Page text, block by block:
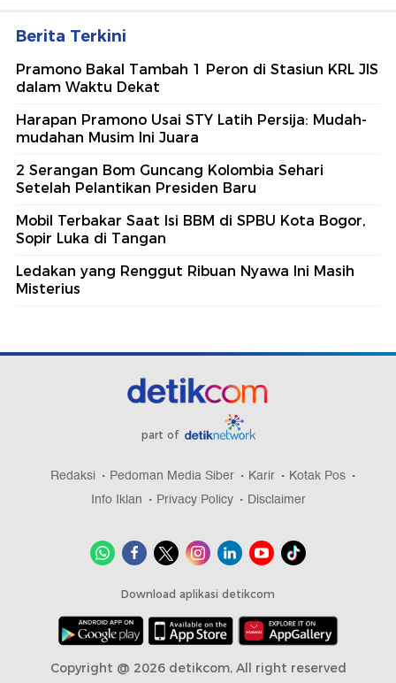
Berita Terkini
Pramono Bakal Tambah 1 Peron di Stasiun KRL JIS
dalam Waktu Dekat
Harapan Pramono Usai STY Latih Persija: Mudah-
mudahan Musim Ini Juara
2 Serangan Bom Guncang Kolombia Sehari
Setelah Pelantikan Presiden Baru
Mobil Terbakar Saat Isi BBM di SPBU Kota Bogor,
Sopir Luka di Tangan
Ledakan yang Renggut Ribuan Nyawa Ini Masih
Misterius
part of
Redaksi Pedoman Media Siber Karir
Kotak Pos
Info Iklan
Privacy Policy Disclaimer
Download aplikasi detikcom
Copyright @ 2026 detikcom, All right reserved